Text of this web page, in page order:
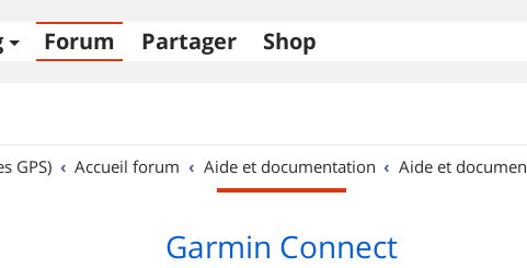
Forum Partager Shop
GPS)
Accueil forum Aide et documentation Aide et
Garmin Connect